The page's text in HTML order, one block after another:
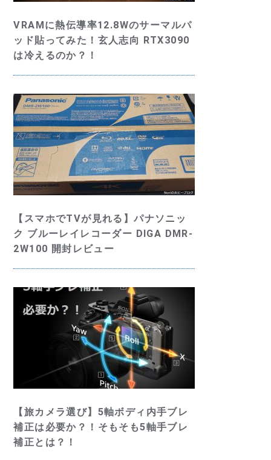
VRAMに熱伝導率12.8Wのサーマルパ
ッド貼ってみた！玄人志向 RTX3090
は冷えるのか？！
【スマホでTVが見れる】パナソニッ
ク ブルーレイレコーダー DIGA DMR-
2W100 開封レビュー
【旅カメラ選び】5軸ボディ内手ブレ
補正は必要か？！そもそも5軸手ブレ
補正とは？！